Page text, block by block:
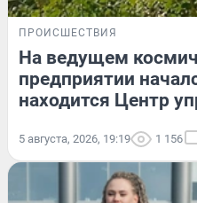
ПРОИСШЕСТВИЯ
На ведущем
предприятии
находится Центр
5 августа, 2026, 19:19 1 156